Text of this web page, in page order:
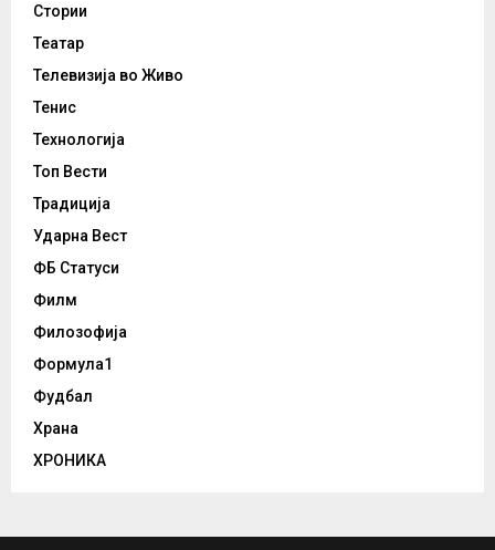
Стории
Театар
Телевизија во Живо
Тенис
Технологија
Топ Вести
Традиција
Ударна Вест
ФБ Статуси
Филм
Филозофија
Формула1
Фудбал
Храна
ХРОНИКА